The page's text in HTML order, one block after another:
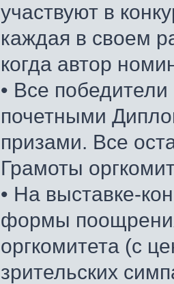
участвуют в
каждая в своем
когда автор
• Все
почетными
призами. Все
Грамоты
• На выставке-
формы
оргкомитета (с
зрительских